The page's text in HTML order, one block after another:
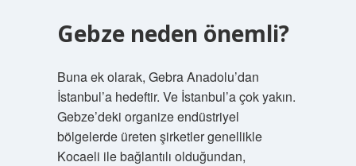
Gebze neden önemli?
Buna ek olarak, Gebra Anadolu’dan
İstanbul’a hedeftir. Ve İstanbul’a çok yakın.
Gebze’deki organize endüstriyel
bölgelerde üreten şirketler genellikle
Kocaeli ile bağlantılı olduğundan,